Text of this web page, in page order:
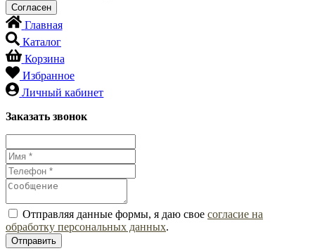
Главная
Каталог
Корзина
Избранное
Личный кабинет
Заказать звонок
Отправляя данные формы, я даю свое согласие на
обработку персональных данных.
Отправить